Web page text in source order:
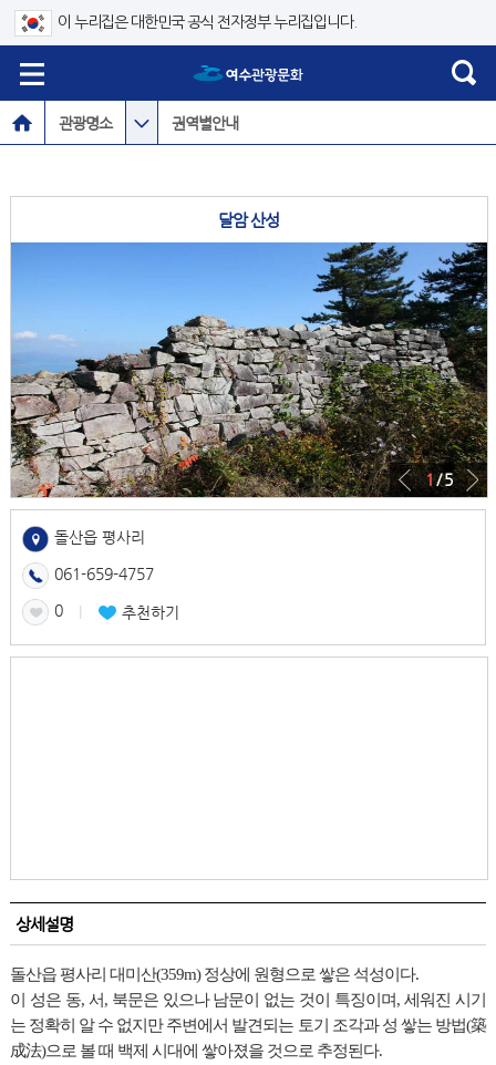
이 누리집은 대한민국 공식 전자정부 누리집입니다.
관광명소 권역별안내
달암 산성
1/ 5
돌산읍 평사리
061-659-4757
0 l 추천하기
상세설명
돌산읍 평사리 대미산(359m) 정상에 원형으로 쌓은 석성이다.
이 성은 동, 서, 북문은 있으나 남문이 없는 것이 특징이며, 세워진 시기
는 정확히 알 수 없지만 주변에서 발견되는 토기 조각과 성 쌓는 방법(築
成法)으로 볼 때 백제 시대에 쌓아졌을 것으로 추정된다.